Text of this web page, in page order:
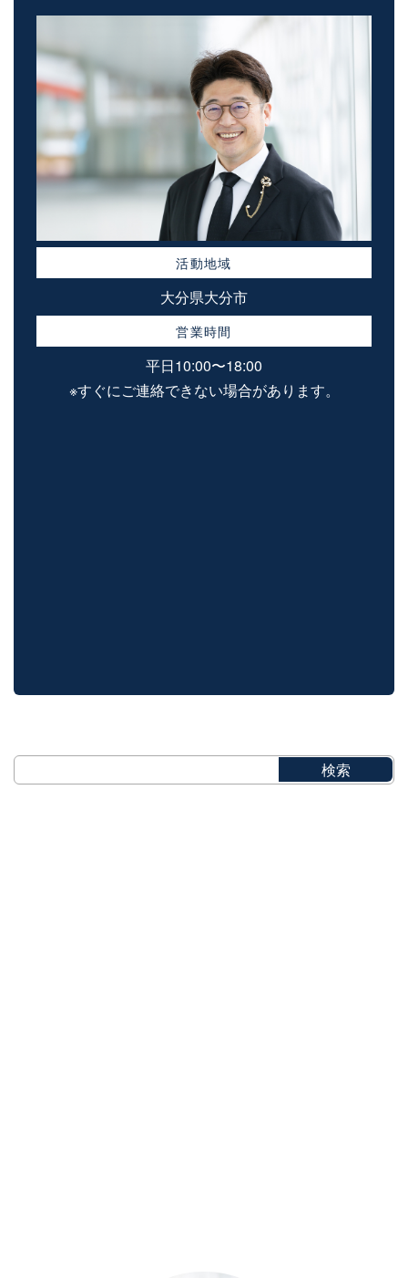
活動地域
大分県大分市
営業時間
平日10:00〜18:00
※すぐにご連絡できない場合があります。